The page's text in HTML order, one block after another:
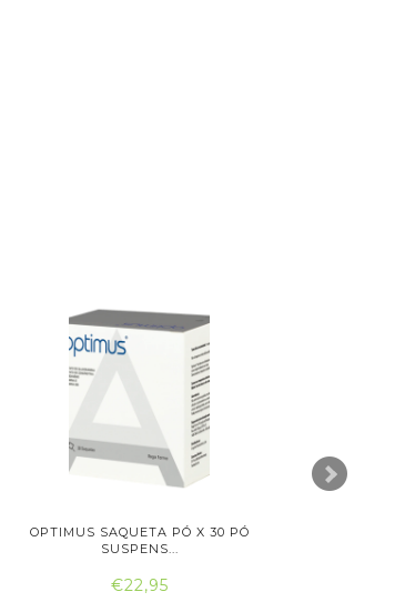
OPTIMUS SAQUETA PÓ X 30 PÓ
SUSPENS...
€22,95